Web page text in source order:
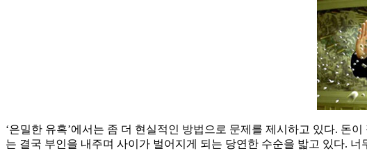
‘은밀한 유혹’에서는 좀 더 현실적인 방법으로 문제를 제시하고 있다. 돈
는 결국 부인을 내주며 사이가 벌어지게 되는 당연한 수순을 밟고 있다.